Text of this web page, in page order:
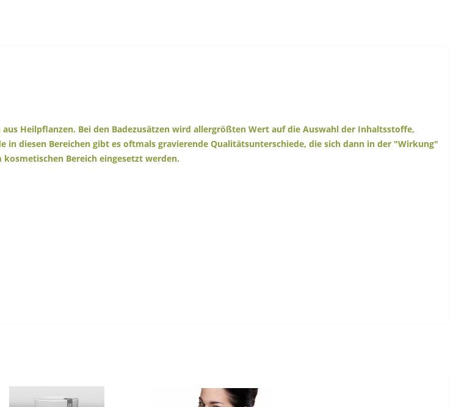
Heilpflanzen. Bei den Badezusätzen wird allergrößten Wert auf die Auswahl der Inhaltsstoffe,
in diesen Bereichen gibt es oftmals gravierende Qualitätsunterschiede, die sich dann in der "Wirkung"
Bereich eingesetzt werden.